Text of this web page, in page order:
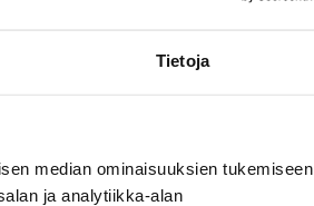
Tietoja
median ominaisuuksien tukemiseen
ja analytiikka-alan